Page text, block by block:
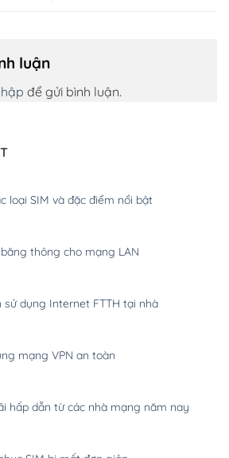
luận
để gửi bình luận.
loại SIM và đặc điểm nổi bật
thông cho mạng LAN
sử dụng Internet FTTH tại nhà
mạng VPN an toàn
hấp dẫn từ các nhà mạng năm nay